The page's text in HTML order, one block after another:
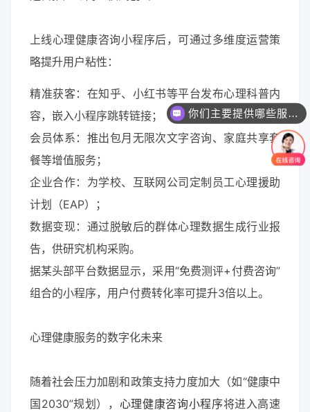
上线心理健康咨询小程序后，可通过多维度运营策
略提升用户粘性：
​精准获客：在知乎、小红书等平台发布心理科普内
容，嵌入小程序跳转链接；
​会员体系：推出包月无限次文字咨询、家庭共享套
餐等增值服务；
​企业合作：为学校、互联网公司定制员工心理援助
计划（EAP）；
​数据变现：通过脱敏后的群体心理数据生成行业报
告，供研究机构采购。
据某头部平台数据显示，采用“免费测评+付费咨询”
组合的小程序，用户付费转化率可提升3倍以上。
心理健康服务的数字化未来
随着社会压力加剧和政策支持力度加大（如“健康中
国2030”规划）， 心理健康咨询小程序将进入高速
你们主要提供哪些服务？可以根据需求定制吗？